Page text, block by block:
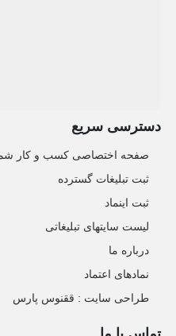
دسترسی سریع
صفحه اختصاصی کسب و کار
ثبت تبلیغات گسترده
ثبت اینماد
لیست سایتهای تبلیغاتی
درباره ما
نمادهای اعتماد
طراحی سایت : ققنوس پارس